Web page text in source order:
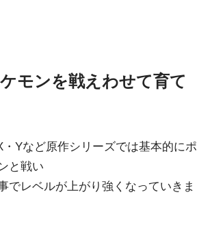
モンを戦えわせて育て
Yなど原作シリーズでは基本的にポ
と戦い
でレベルが上がり強くなっていきま